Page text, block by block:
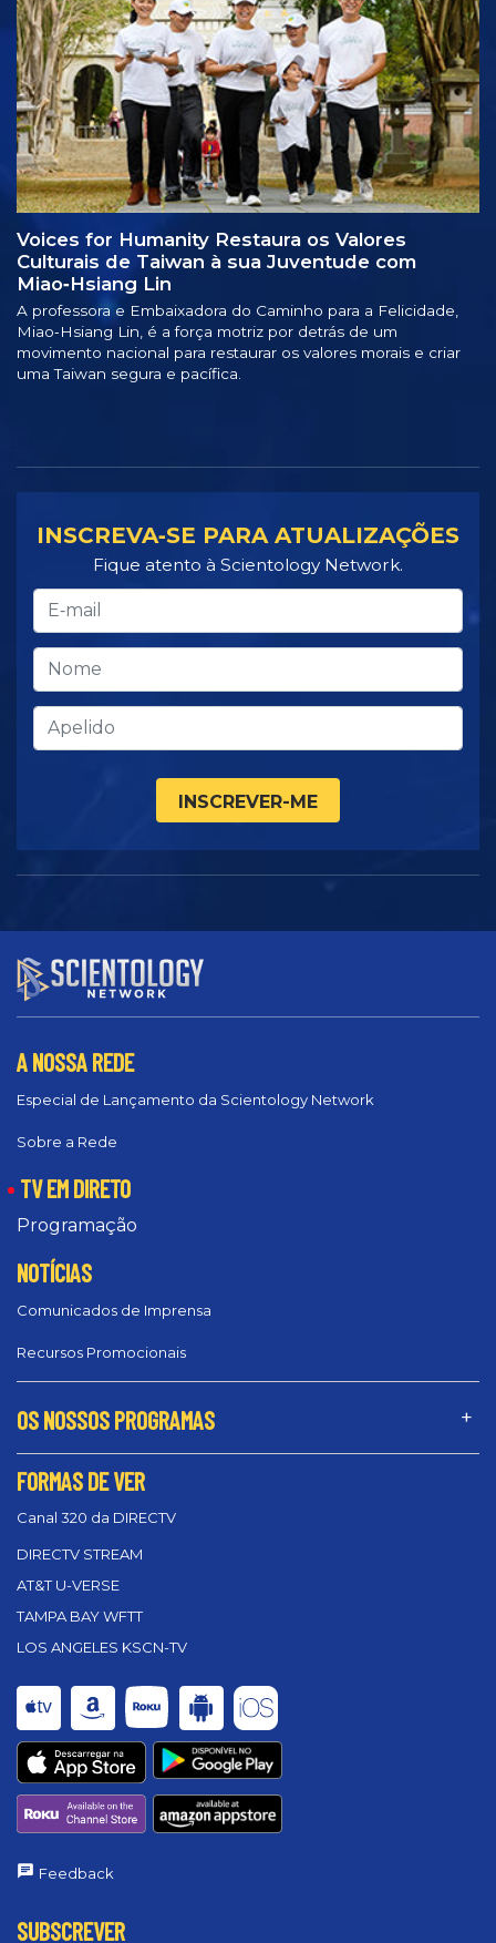
Voices for Humanity Restaura os Valores
Culturais de Taiwan à sua Juventude com
Miao‑Hsiang Lin
A professora e Embaixadora do Caminho para a Felicidade,
Miao‑Hsiang Lin, é a força motriz por detrás de um
movimento nacional para restaurar os valores morais e criar
uma Taiwan segura e pacífica.
INSCREVA‑SE PARA ATUALIZAÇÕES
Fique atento à Scientology Network.
INSCREVER-ME
A NOSSA REDE
Especial de Lançamento da Scientology Network
Sobre a Rede
TV EM DIRETO
Programação
NOTÍCIAS
Comunicados de Imprensa
Recursos Promocionais
OS NOSSOS PROGRAMAS
FORMAS DE VER
Canal 320 da DIRECTV
DIRECTV STREAM
AT&T U-VERSE
TAMPA BAY WFTT
LOS ANGELES KSCN-TV
Feedback
SUBSCREVER